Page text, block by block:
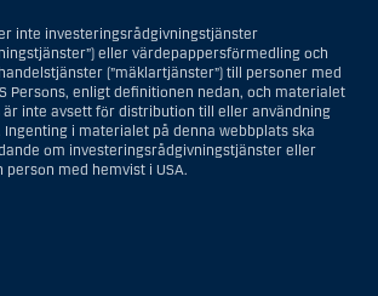
inte investeringsrådgivningstjänster
eller värdepappersförmedling och
(”mäklartjänster”) till personer med
Persons, enligt definitionen nedan, och materialet
är inte avsett för distribution till eller användning
Ingenting i materialet på denna webbplats ska
om investeringsrådgivningstjänster eller
med hemvist i USA.